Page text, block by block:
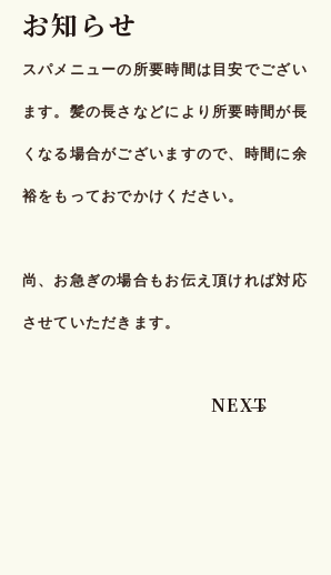
お知らせ
スパメニューの所要時間は目安でござい
ます。髪の長さなどにより所要時間が長
くなる場合がございますので、時間に余
裕をもっておでかけください。
尚、お急ぎの場合もお伝え頂ければ対応
させていただきます。
NEXT